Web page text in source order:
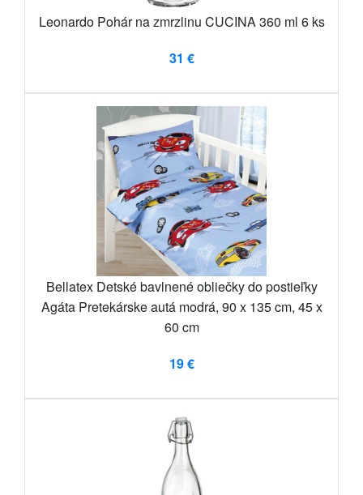
Leonardo Pohár na zmrzlinu CUCINA 360 ml 6 ks
31 €
Bellatex Detské bavlnené obliečky do postieľky
Agáta Pretekárske autá modrá, 90 x 135 cm, 45 x
60 cm
19 €